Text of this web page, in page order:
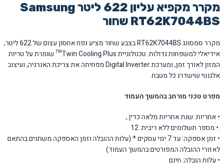
מקרר מקפיא עליון ‏622 ‏ליטר Samsung
RT62K7044BS שחור
מקרר סמסונג RT62K7044BS בצבע שחור מציע נפח אחסון עצום של 622 ליטר,
אידיאלי למשפחות גדולות. טכנולוגיית Twin Cooling Plus™ שומרת על טריות
המזון לאורך זמן, ומערכת Digital Inverter מפחיתה את צריכת האנרגיה, ועיצוב
אלגנטי שישדרג כל מטבח.
מפרט טכני מורחב בהמשך העמוד
• אחריות: שנת אחריות מלאה כדין.,
.• מספר תשלומים ללא ריבית: 12
• זמן אספקה: עד 7 ימי עסקים * (עלות ההובלה וזמן האספקה משתנים בהתאם
לאזורי ההובלה המפורטים בהמשך העמוד)
• עלות הובלה: חינם